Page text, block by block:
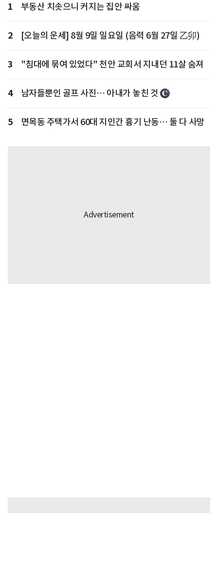
1 부동산 치솟으니 커지는 집안 싸움
2 [오늘의 운세] 8월 9일 일요일 (음력 6월 27일 乙卯)
3 "침대에 묶여 있었다" 천안 교회서 지내던 11살 숨져
4 남자들뿐인 골프 사진… 아내가 놓친 것
5 면목동 주택가서 60대 지인간 흉기 난동… 둘 다 사망